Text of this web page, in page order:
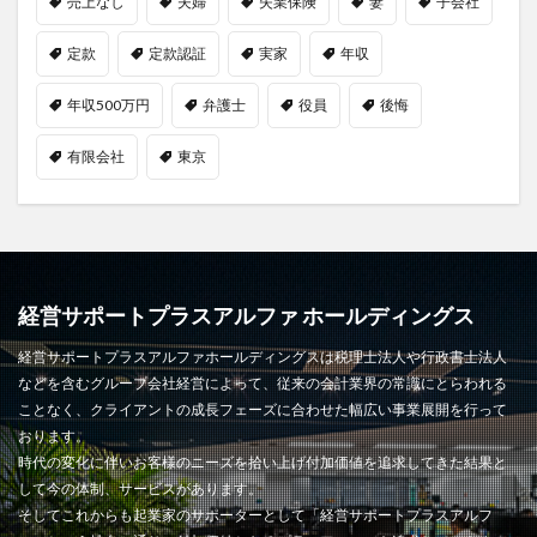
定款 定款認証 実家 年収
年収500万円 弁護士 役員 後悔
有限会社 東京
経営サポートプラスアルファ ホールディングス
経営サポートプラスアルファホールディングスは税理士法人や行政書士法人
などを含むグループ会社経営によって、従来の会計業界の常識にとらわれる
ことなく、クライアントの成長フェーズに合わせた幅広い事業展開を行って
おります。
時代の変化に伴いお客様のニーズを拾い上げ付加価値を追求してきた結果と
して今の体制、サービスがあります。
そしてこれからも起業家のサポーターとして「経営サポートプラスアルフ